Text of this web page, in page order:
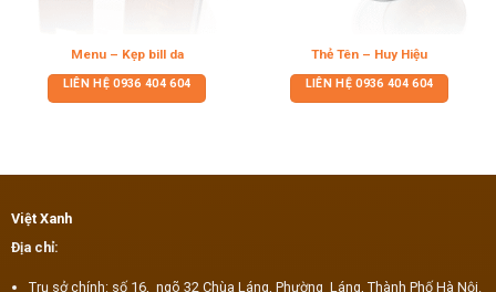
Menu – Kẹp bill da
LIÊN HỆ0936 404 604
Thẻ Tên – Huy Hiệu
LIÊN HỆ0936 404 604
Việt Xanh
Địa chỉ:
Trụ sở chính: số 16, ngõ 32 Chùa Láng, Phường Láng, Thành Phố Hà Nội.